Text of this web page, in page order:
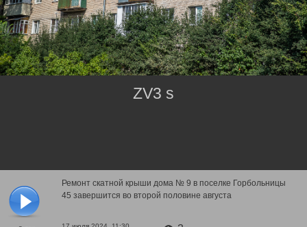
Ремонт скатной крыши дома № 9 в поселке Горбольницы
45 завершится во второй половине августа
ZV3 s